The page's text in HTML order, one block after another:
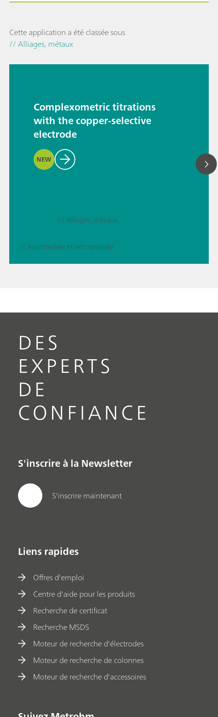
Cette application a été classée sous
// Alliages, métaux
Complexometric titrations
with the copper-selective
electrode
NEW
// Alliages, métaux
// Automobile et aérospatiale
DES
EXPERTS
DE
CONFIANCE
S'inscrire à la Newsletter
S'inscrire maintenant
Liens rapides
Offres d'emploi
Centre d'aide pour les produits
Recherche de certificat
Recherche MSDS
Moteur de recherche d'électrodes
Moteur de recherche de colonnes
Moteur de recherche d'accessoires